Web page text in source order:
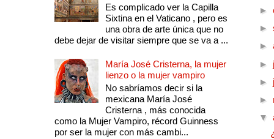
Es complicado ver la Capilla
Sixtina en el Vaticano , pero es
una obra de arte única que no
debe dejar de visitar siempre que se va a ...
María José Cristerna, la mujer
lienzo o la mujer vampiro
No sabríamos decir si la
mexicana María José
Cristerna , más conocida
como la Mujer Vampiro, récord Guinness
por ser la mujer con más cambi...
►
►
►
►
►
►
▼